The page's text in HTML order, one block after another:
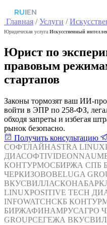
RU|EN
Главная /Услуги /
Юридическая услуга Искусственный
Юрист по
правовым
стартапов
Законы тормозят ваш ИИ-
войти в ЭПР по 258-ФЗ,
обходя запреты и избегая
рынок безопасно.
Получить консультацию
СОФТЛАЙНASTRA LINUX
ДИАСОФТIVIDEON
КОНТУРМОСБИРЖА СПБ
ЧЕРКИЗОВОBELUGA
ВКУСВИЛЛАСКОНА
LINUXPOSITIVE TECH
INFOWATCHСКБ КОНТУР
БИРЖАФИНАМРУСАГРО
GROUPСЕГЕЖА